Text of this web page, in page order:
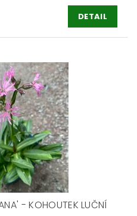
DETAIL
- KOHOUTEK LUČNÍ